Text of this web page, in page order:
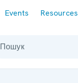
Events Resources
Пошук